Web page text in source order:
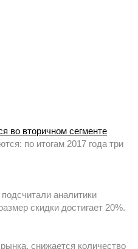
во вторичном сегменте
по итогам 2017 года три
аналитики
скидки достигает 20%.
снижается количество